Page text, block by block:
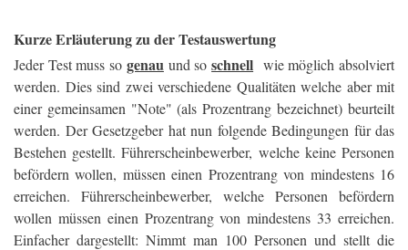
Kurze Erläuterung zu der Testauswertung
Jeder Test muss so genau und soschnell wie möglich absolviert
werden. Dies sind zwei verschiedene Qualitäten welche aber mit
einer gemeinsamen "Note" (als Prozentrang bezeichnet) beurteilt
werden. Der Gesetzgeber hat nun folgende Bedingungen für das
Bestehen gestellt. Führerscheinbewerber, welche keine Personen
befördern wollen, müssen einen Prozentrang von mindestens 16
erreichen. Führerscheinbewerber, welche Personen befördern
wollen müssen einen Prozentrang von mindestens 33 erreichen.
Einfacher dargestellt: Nimmt man 100 Personen und stellt die